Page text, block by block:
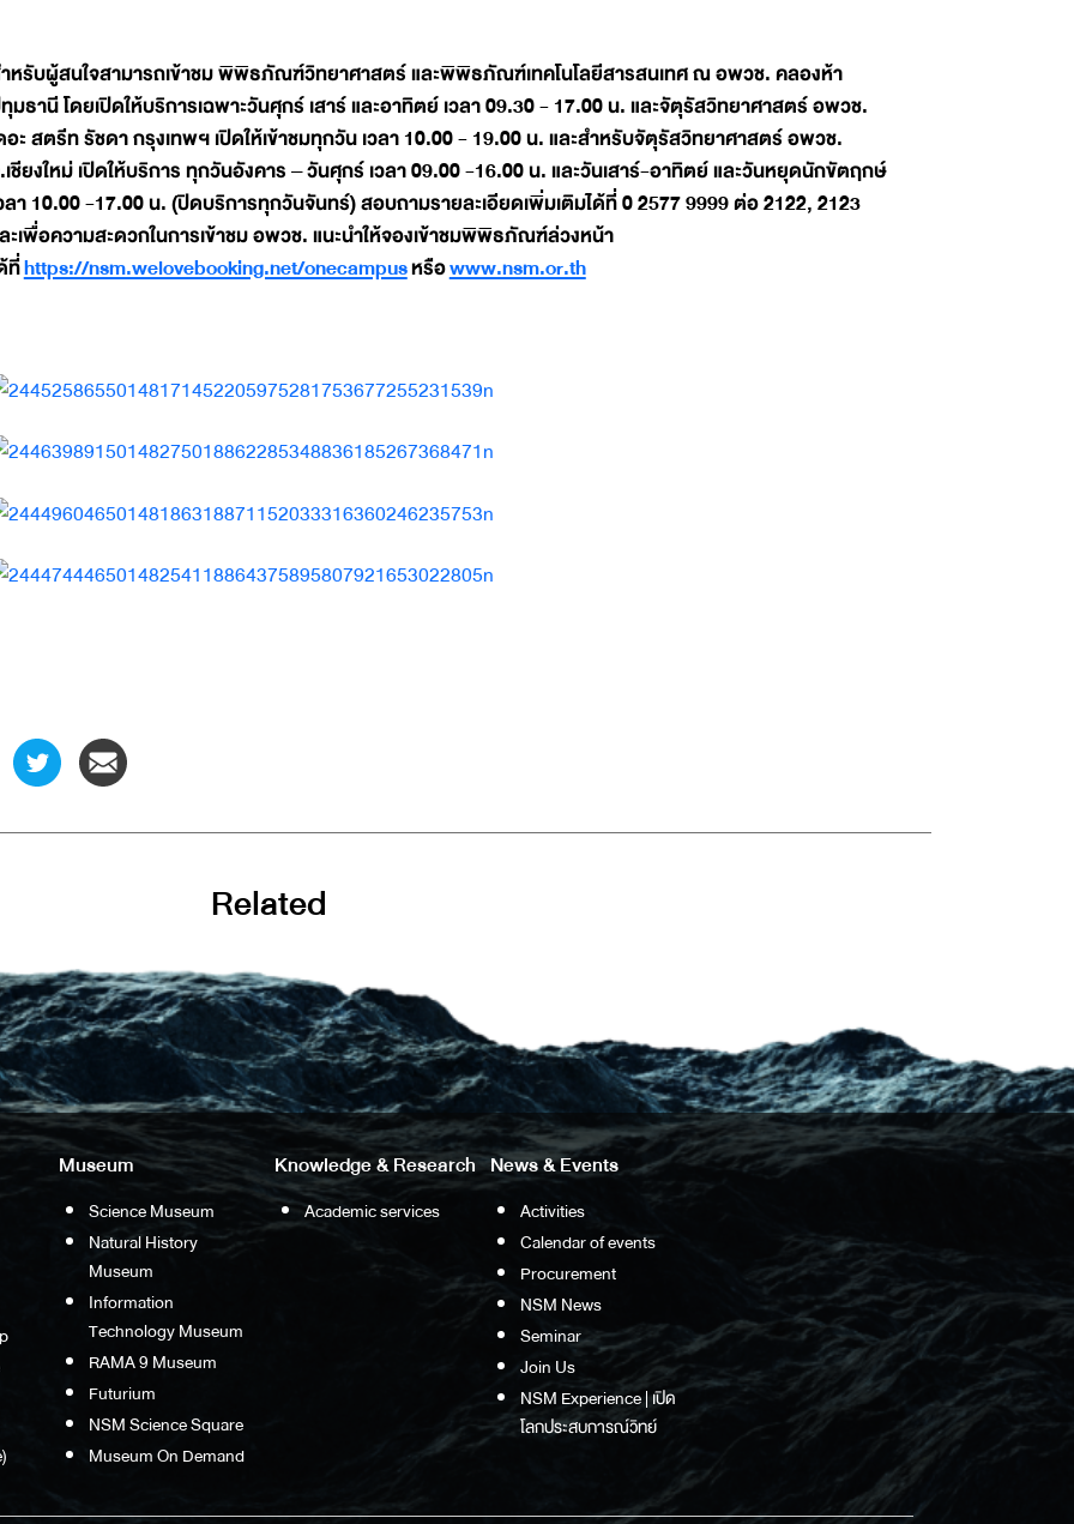
หรับผู้สนใจสามารถเข้าชม พิพิธภัณฑ์วิทยาศาสตร์ และพิพิธภัณฑ์เทคโนโลยีสารสนเทศ ณ อพวช. คลองห้า
มธานี โดยเปิดให้บริการเฉพาะวันศุกร์ เสาร์ และอาทิตย์ เวลา 09.30 - 17.00 น. และจัตุรัสวิทยาศาสตร์ อพวช.
อะ สตรีท รัชดา กรุงเทพฯ เปิดให้เข้าชมทุกวัน เวลา 10.00 - 19.00 น. และสำหรับจัตุรัสวิทยาศาสตร์ อพวช.
ชียงใหม่ เปิดให้บริการ ทุกวันอังคาร – วันศุกร์ เวลา 09.00 -16.00 น. และวันเสาร์-อาทิตย์ และวันหยุดนักขัตฤกษ์
ลา 10.00 -17.00 น. (ปิดบริการทุกวันจันทร์) สอบถามรายละเอียดเพิ่มเติมได้ที่ 0 2577 9999 ต่อ 2122, 2123
ะเพื่อความสะดวกในการเข้าชม อพวช. แนะนำให้จองเข้าชมพิพิธภัณฑ์ล่วงหน้า
ที่https://nsm.welovebooking.net/onecampusหรือwww.nsm.or.th
Related
Museum
Science Museum
Natural History
Museum
Information
Technology Museum
RAMA 9 Museum
Futurium
NSM Science Square
Museum On Demand
Knowledge & Research
Academic services
News & Events
Activities
Calendar of events
Procurement
NSM News
Seminar
Join Us
NSM Experience | เปิด
โลกประสบการณ์วิทย์